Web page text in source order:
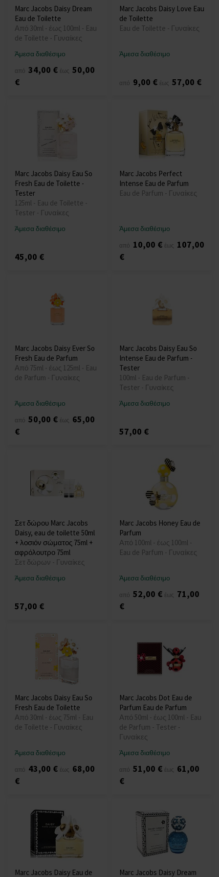
Marc Jacobs Daisy Dream
Eau de Toilette
Από 30ml - έως 100ml - Eau
de Toilette - Γυναίκες
Άμεσα διαθέσιμο
από 34,00 € έως 50,00
€
Marc Jacobs Daisy Love Eau
de Toilette
Eau de Toilette - Γυναίκες
Άμεσα διαθέσιμο
από 9,00 € έως 57,00 €
Marc Jacobs Daisy Eau So
Fresh Eau de Toilette -
Tester
125ml - Eau de Toilette -
Tester - Γυναίκες
Άμεσα διαθέσιμο
45,00 €
Marc Jacobs Perfect
Intense Eau de Parfum
Eau de Parfum - Γυναίκες
Άμεσα διαθέσιμο
από 10,00 € έως 107,00
€
Marc Jacobs Daisy Ever So
Fresh Eau de Parfum
Από 75ml - έως 125ml - Eau
de Parfum - Γυναίκες
Άμεσα διαθέσιμο
από 50,00 € έως 65,00
€
Marc Jacobs Daisy Eau So
Intense Eau de Parfum -
Tester
100ml - Eau de Parfum -
Tester - Γυναίκες
Άμεσα διαθέσιμο
57,00 €
Σετ δώρου Marc Jacobs
Daisy, eau de toilette 50ml
+ λοσιόν σώματος 75ml +
αφρόλουτρο 75ml
Σετ δώρων - Γυναίκες
Άμεσα διαθέσιμο
57,00 €
Marc Jacobs Honey Eau de
Parfum
Από 100ml - έως 100ml -
Eau de Parfum - Γυναίκες
Άμεσα διαθέσιμο
από 52,00 € έως 71,00
€
Marc Jacobs Daisy Eau So
Fresh Eau de Toilette
Από 30ml - έως 75ml - Eau
de Toilette - Γυναίκες
Άμεσα διαθέσιμο
από 43,00 € έως 68,00
€
Marc Jacobs Dot Eau de
Parfum Eau de Parfum
Από 50ml - έως 100ml - Eau
de Parfum - Tester -
Γυναίκες
Άμεσα διαθέσιμο
από 51,00 € έως 61,00
€
Marc Jacobs Daisy Eau de Marc Jacobs Daisy Dream